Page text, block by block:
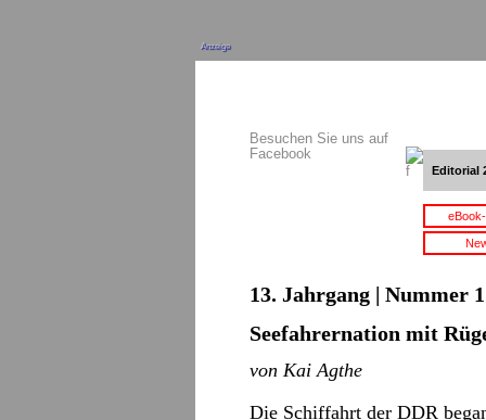
Anzeige
Besuchen Sie uns auf
Facebook
Editorial
13. Jahrgang | Nummer
Seefahrernation mit
von Kai Agthe
Die Schiffahrt der DDR